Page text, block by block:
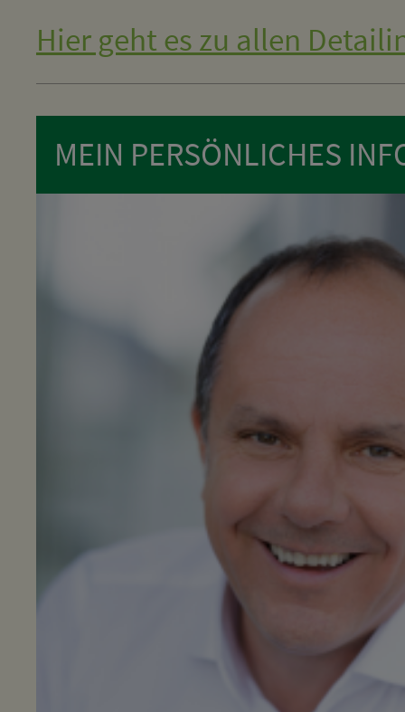
Hier geht es zu allen
MEIN PERSÖNLICHES